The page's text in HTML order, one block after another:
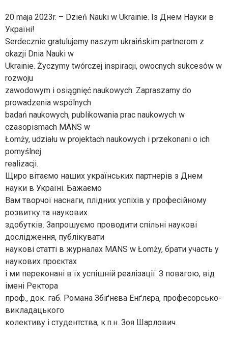
20 maja 2023r. – Dzień Nauki w Ukrainie. Із Днем Науки в
Україні!
Serdecznie gratulujemy naszym ukraińskim partnerom z
okazji Dnia Nauki w
Ukrainie. Życzymy twórczej inspiracji, owocnych sukcesów w
rozwoju
zawodowym i osiągnięć naukowych. Zapraszamy do
prowadzenia wspólnych
badań naukowych, publikowania prac naukowych w
czasopismach MANS w
Łomży, udziału w projektach naukowych i przekonani o ich
pomyślnej
realizacji.
Щиро вітаємо наших українських партнерів з Днем
науки в Україні. Бажаємо
Вам творчої наснаги, плідних успіхів у професійному
розвитку та наукових
здобутків. Запрошуємо проводити спільні наукові
дослідження, публікувати
наукові статті в журналах MANS w Łomży, брати участь у
наукових проєктах
i ми переконані в їх успішній реалізації. З повагою, від
імені Ректора
проф., док. габ. Романа Збіґнєва Енґлєра, професорсько-
викладацького
колективу і студентства, к.п.н. Зоя Шарлович.